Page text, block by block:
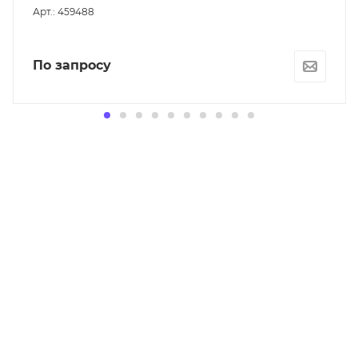
Арт.: 459488
По запросу